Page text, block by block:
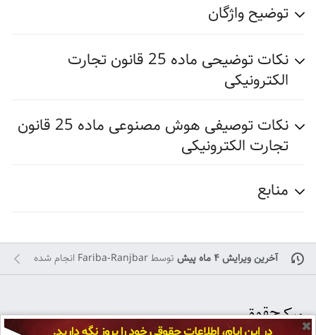
توضیح واژگان
نکات توضیحی ماده 25 قانون تجارت
الکترونیکی
نکات توصیفی هوش مصنوعی ماده 25 قانون
تجارت الکترونیکی
منابع
آخرین ویرایش ۴ ماه پیش توسطFariba-Ranjbar انجام شده
✖